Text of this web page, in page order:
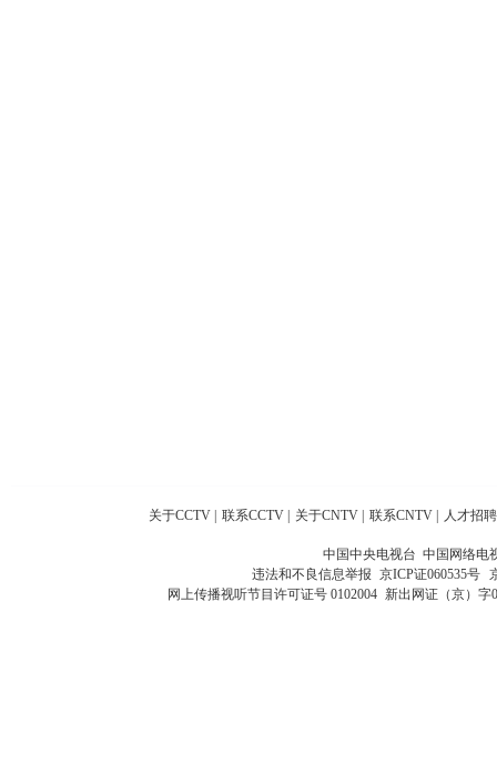
关于CCTV 联系CCTV 关于CNTV 联系CNTV 人才招聘
中国中央电视台 中国网络电
违法和不良信息举报 京ICP证060535号
网上传播视听节目许可证号 0102004 新出网证（京）